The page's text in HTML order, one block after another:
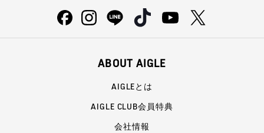
ABOUT AIGLE
AIGLEとは
AIGLE CLUB会員特典
会社情報